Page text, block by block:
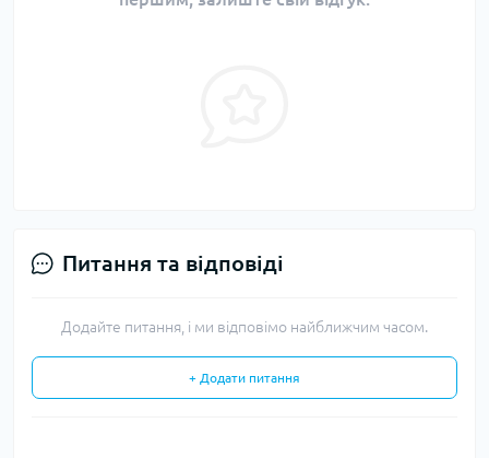
Питання та відповіді
Додайте питання, і ми відповімо найближчим часом.
+ Додати питання